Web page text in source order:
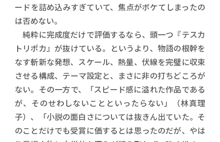
ードを詰め込みすぎていて、焦点がボケてしまったの
は否めない。
純粋に完成度だけで評価するなら、頭一つ『テスカ
トリポカ』が抜けている。というより、物語の根幹を
なす斬新な発想、スケール、熱量、伏線を完璧に収束
させる構成、テーマ設定と、まさに非の打ちどころが
ない。その一方で、「スピード感に溢れた作品である
が、そのせわしないことといったらない」（林真理
子）、「小説の面白さについては抜きん出ていた。そ
のことだけでも受賞に価するとは思ったのだが、やは